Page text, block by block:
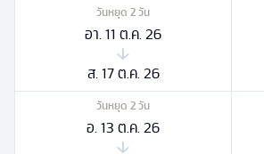
วันหยุด 2วัน
อา. 11 ต.ค. 26
ส. 17 ต.ค. 26
วันหยุด 2วัน
อ. 13 ต.ค. 26